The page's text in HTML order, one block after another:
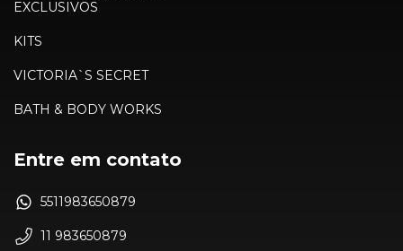
EXCLUSIVOS
KITS
VICTORIA`S SECRET
BATH & BODY WORKS
Entre em contato
5511983650879
11 983650879